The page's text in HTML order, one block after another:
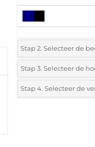
Stap 2. Selecteer de
*Selecteer de
1 Kleur (Voorkant)
Stap 3. Selecteer de
*Selecteer uit de lijst of
Stap 4. Selecteer de